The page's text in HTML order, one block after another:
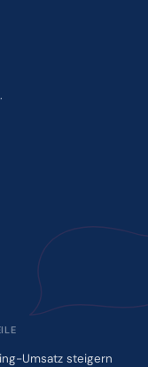
Umsatz steigern